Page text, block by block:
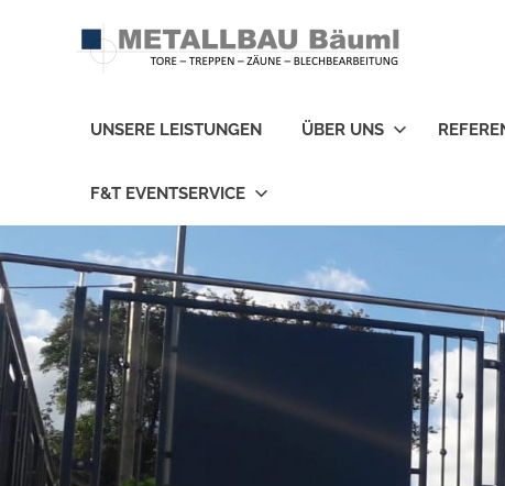
Treppen
Blechbearbeitung
UNSERE LEISTUNGEN ÜBER UNS
F&T EVENTSERVICE